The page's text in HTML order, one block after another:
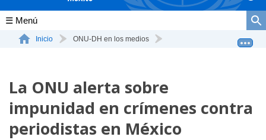
Conócenos
La ONU-DH en México
Vacantes ONU-DH México
ONU-DH en el tiempo
Inicio ONU-DH en los medios
La ONU alerta sobre
impunidad en crímenes contra
periodistas en México